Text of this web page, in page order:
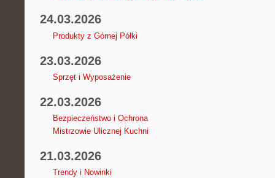
24.03.2026
Produkty z Górnej Półki
23.03.2026
Sprzęt i Wyposażenie
22.03.2026
Bezpieczeństwo i Ochrona
Mistrzowie Ulicznej Kuchni
21.03.2026
Trendy i Nowinki